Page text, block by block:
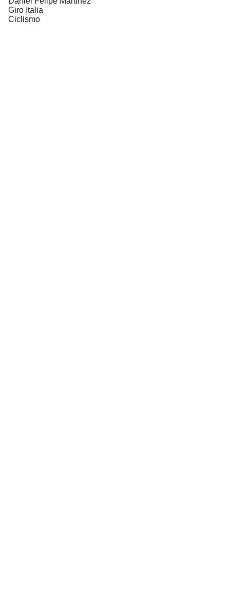
Giro Italia
Ciclismo